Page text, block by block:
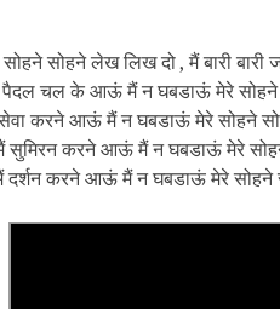
सोहने लेख लिख दो , मैं बारी बारी
पैदल चल के आऊं मैं न घबडाऊं मेरे
करने आऊं मैं न घबडाऊं मेरे सोहने
सुमिरन करने आऊं मैं न घबडाऊं मेरे
करने आऊं मैं न घबडाऊं मेरे सोहने